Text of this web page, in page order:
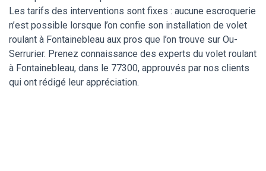
Les tarifs des interventions sont fixes : aucune escroquerie
n’est possible lorsque l’on confie son installation de volet
roulant à Fontainebleau aux pros que l’on trouve sur Ou-
Serrurier. Prenez connaissance des experts du volet roulant
à Fontainebleau, dans le 77300, approuvés par nos clients
qui ont rédigé leur appréciation.